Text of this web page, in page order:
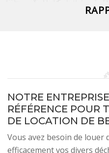
NOTRE
RÉFÉRENCE POUR
DE LOCATION DE
Vous avez besoin de louer
efficacement vos divers